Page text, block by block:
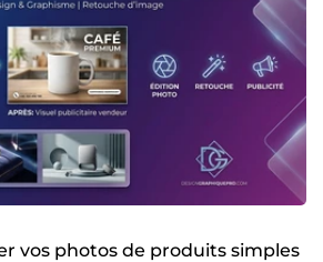
vos photos de produits simples